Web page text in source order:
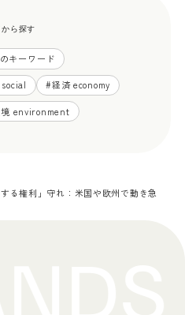
ら探す
キーワード
#経済 economy
environment
る権利」守れ：米国や欧州で動き急